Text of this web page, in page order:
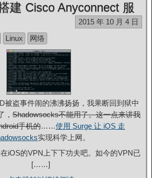
建 Cisco Anyconnect 服
2015 年 10 月 4 日
Linux 网络
被盗事件闹的沸沸扬扬，我果断回到狱中
， Shadowsocks不能用了。这一点来讲我
手机的……使用 Surge 让 iOS 走
实现科学上网。
iOS的VPN上下下功夫吧。如今的VPN已
[……]